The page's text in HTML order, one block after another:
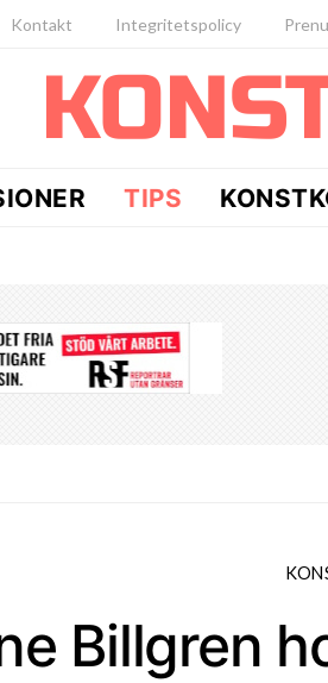
Kontakt Integritetspolicy
TIPS
Billgren